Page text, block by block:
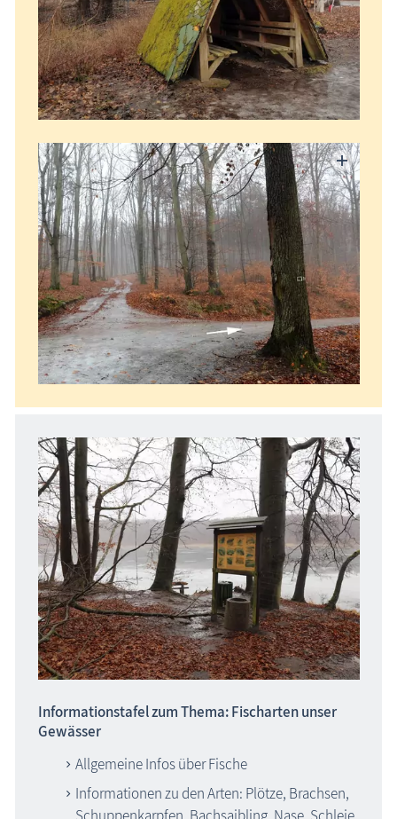
Informationstafel zum Thema: Fischarten unser
Gewässer
Allgemeine Infos über Fische
Informationen zu den Arten: Plötze, Brachsen,